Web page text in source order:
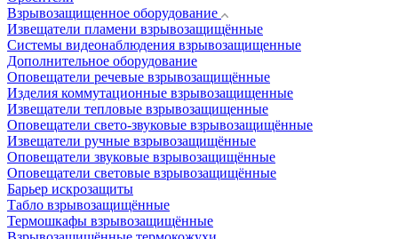
Взрывозащищенное оборудование
Извещатели пламени взрывозащищённые
Системы видеонаблюдения взрывозащищенные
Дополнительное оборудование
Оповещатели речевые взрывозащищённые
Изделия коммутационные взрывозащищенные
Извещатели тепловые взрывозащищенные
Оповещатели свето-звуковые взрывозащищённые
Извещатели ручные взрывозащищённые
Оповещатели звуковые взрывозащищённые
Оповещатели световые взрывозащищённые
Барьер искрозащиты
Табло взрывозащищённые
Термошкафы взрывозащищённые